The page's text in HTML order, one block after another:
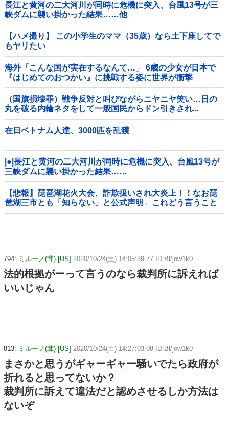
長江と黄河の二大河川が同時に危機に突入、台風13号が三
峡ダムに襲い掛かった結果……他
【ハメ撮り】 この小学生のママ（35歳）なら土下座してで
もヤリたい
海外「こんな国が実在するなんて…」 6歳の少女が日本で
『はじめてのおつかい』に挑戦する姿に世界が衝撃
（国旗損壊罪）戦争反対と叫びながらニヤニヤ笑い…日の
丸を破る内輪ネタをして一般国民からドン引きされ...
在日ベトナム人達、3000匹を乱獲
|●|長江と黄河の二大河川が同時に危機に突入、台風13号が
三峡ダムに襲い掛かった結果……
【悲報】琵琶湖花火大会、詐欺扱いされ大炎上！！なお琵
琶湖三市とも「知らない」と公式声明←これどう言うこと
なんや！？？？？？？？？
794: ミルーノ(茸) [US] 2020/10/24(土) 14:05:39.77 ID:Bl/jow1k0
法的根拠がーって言うのなら裁判所に訴えれば
いいじゃん
813: ミルーノ(茸) [US] 2020/10/24(土) 14:27:03.08 ID:Bl/jow1k0
まさかと思うがギャーギャー騒いでたら政府が
折れると思ってないか？
裁判所に訴えて違法だと認めさせるしか方法は
ないぞ